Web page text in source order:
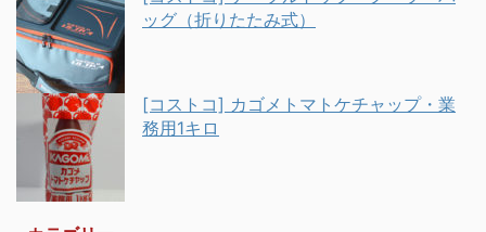
ッグ（折りたたみ式）
[コストコ] カゴメトマトケチャップ・業
務用1キロ